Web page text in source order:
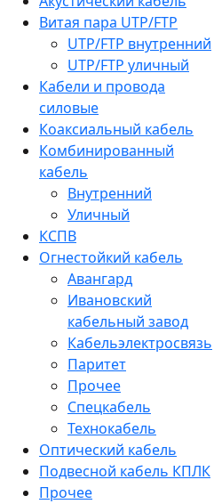
Витая пара UTP/FTP
UTP/FTP внутренний
UTP/FTP уличный
Кабели и провода
силовые
Коаксиальный кабель
Комбинированный
кабель
Внутренний
Уличный
КСПВ
Огнестойкий кабель
Авангард
Ивановский
кабельный завод
Кабельэлектросвязь
Паритет
Прочее
Спецкабель
Технокабель
Оптический кабель
Подвесной кабель КПЛК
Прочее